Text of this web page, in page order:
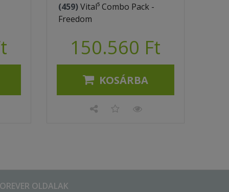
(459)Vital⁵ Combo Pack -
Freedom
150.560 Ft
KOSÁRBA
OLDALAK